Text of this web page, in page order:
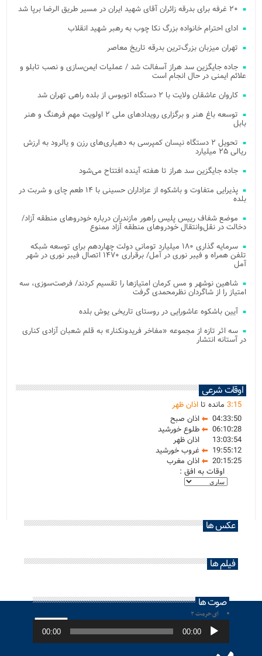
۲۰ غرفه برای بدرقه زائران آقای شهید ایران در مسیر طریق الرضا برپا شد
ادای احترام خانواده بزرگ نکا چوب به رهبر شهید انقلاب
تهران میزبان بزرگ‌ترین بدرقه تاریخ معاصر
جاده جایگزین سد هراز آسفالت شد / عملیات ایمن‌سازی و نصب تابلو و
علائم ایمنی در حال انجام است
کاروان عاشقان ولایت با ۲ دستگاه اتوبوس از بلده راهی تهران شد
توسعه باغ هنر و برگزاری رویدادهای ملی ۲ اولویت مهم فرهنگ و هنر
بابل
تحویل ۲ دستگاه نیسان کمپرسی به دهیاری‌های رزن و یالرود به ارزش
ریالی ۲۵ میلیارد
جاده جایگزین سد هراز تا هفته آینده افتتاح می‌شود
پذیرایی متفاوت و باشکوه از عزاداران حسینی با ۱۴ طعم چای و شربت در
بلده
موضع شفاف رییس پلیس راهور مازندران درباره خودروهای منطقه آزاد/
دخالت در نقل‌وانتقال خودروهای منطقه آزاد ممنوع
سرمایه گذاری ۱۸۰ میلیارد تومانی دولت چهاردهم برای توسعه شبکه
تلفن همراه و فیبر نوری در آمل/ برقراری ۱۴۷۰ اتصال فیبر نوری در شهر
آمل
شاهین نوشهر و مس کرمان امتیازها را تقسیم کردند/ فرصت‌سوزی، سه
امتیاز را از شاگردان نظرمحمدی گرفت
آیین باشکوه عاشورایی در روستای تاریخی یوش بلده
سه اثر تازه از مجموعه «مفاخر فریدونکنار» به قلم شعبان آزادی کناری
در آستانه انتشار
اوقات شرعی
3:15 مانده تااذان ظهر
04:33:50
اذان صبح
06:10:28
طلوع خورشید
13:03:54
اذان ظهر
19:55:12
غروب خورشید
20:15:25
اذان مغرب
اوقات به افق :
عکس ها
فیلم ها
صوت ها
ای حرمت ۲
پخش‌کننده
صوت 00:00
00:00